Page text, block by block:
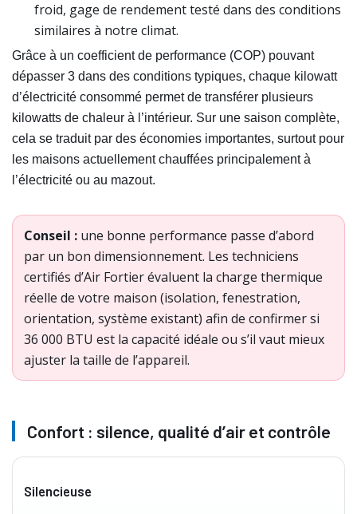
froid, gage de rendement testé dans des conditions
similaires à notre climat.
Grâce à un coefficient de performance (COP) pouvant
dépasser 3 dans des conditions typiques, chaque kilowatt
d’électricité consommé permet de transférer plusieurs
kilowatts de chaleur à l’intérieur. Sur une saison complète,
cela se traduit par des économies importantes, surtout pour
les maisons actuellement chauffées principalement à
l’électricité ou au mazout.
Conseil : une bonne performance passe d’abord
par un bon dimensionnement. Les techniciens
certifiés d’Air Fortier évaluent la charge thermique
réelle de votre maison (isolation, fenestration,
orientation, système existant) afin de confirmer si
36 000 BTU est la capacité idéale ou s’il vaut mieux
ajuster la taille de l’appareil.
Confort : silence, qualité d’air et contrôle
Silencieuse